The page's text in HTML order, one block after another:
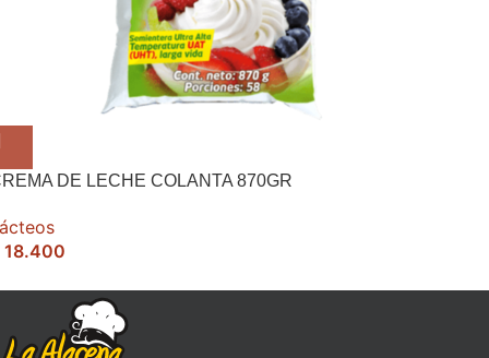
DE LECHE COLANTA 870GR
18.400